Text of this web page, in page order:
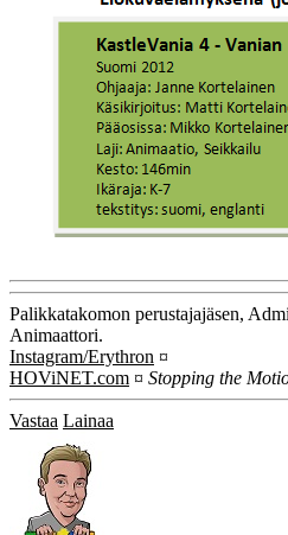
Palikkatakomon perustajajäsen,
Animaattori.
Instagram/Erythron ¤
HOViNET.com ¤ Stopping the
Vastaa Lainaa